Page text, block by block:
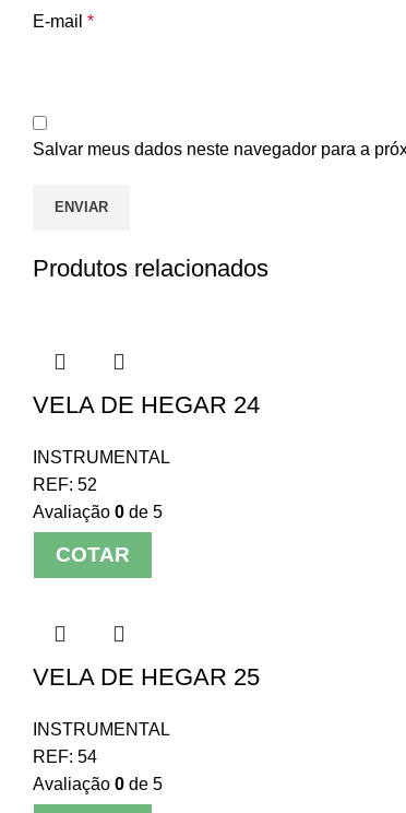
E-mail *
Salvar meus dados neste navegador para a
Produtos relacionados
VELA DE HEGAR 24
INSTRUMENTAL
REF: 52
Avaliação 0 de 5
COTAR
VELA DE HEGAR 25
INSTRUMENTAL
REF: 54
Avaliação 0 de 5